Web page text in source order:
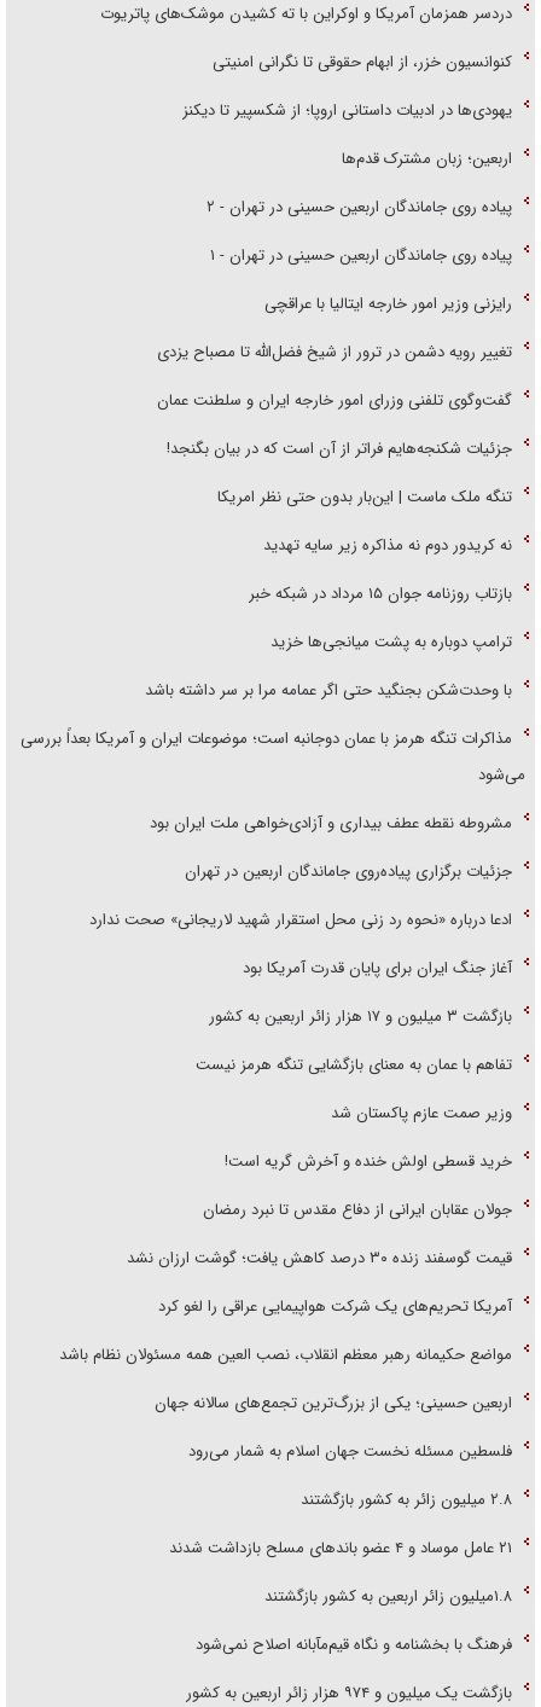
دردسر همزمان آمریکا و اوکراین با ته کشیدن موشک‌های پاتریوت
کنوانسیون خزر، از ابهام حقوقی تا نگرانی امنیتی
یهودی‌ها در ادبیات داستانی اروپا؛ از شکسپیر تا دیکنز
اربعین؛ زبان مشترک قدم‌ها
پیاده روی جاماندگان اربعین حسینی در تهران - ۲
پیاده روی جاماندگان اربعین حسینی در تهران - ۱
رایزنی وزیر امور خارجه ایتالیا با عراقچی
تغییر رویه دشمن در ترور از شیخ فضل‌الله تا مصباح یزدی
گفت‌وگوی تلفنی وزرای امور خارجه ایران و سلطنت عمان
جزئیات شکنجه‌هایم فراتر از آن است که در بیان بگنجد!
تنگه ملک ماست | این‌بار بدون حتی نظر امریکا
نه کریدور دوم نه مذاکره زیر سایه تهدید
بازتاب روزنامه جوان ۱۵ مرداد در شبکه خبر
ترامپ دوباره به پشت میانجی‌ها خزید
با وحدت‌شکن بجنگید حتی اگر عمامه مرا بر سر داشته باشد
مذاکرات تنگه هرمز با عمان دوجانبه است؛ موضوعات ایران و آمریکا بعداً بررسی
می‌شود
مشروطه نقطه عطف بیداری و آزادی‌خواهی ملت ایران بود
جزئیات برگزاری پیاده‌روی جاماندگان اربعین در تهران
ادعا درباره «نحوه رد زنی محل استقرار شهید لاریجانی» صحت ندارد
آغاز جنگ ایران برای پایان قدرت آمریکا بود
بازگشت ۳ میلیون و ۱۷ هزار زائر اربعین به کشور
تفاهم با عمان به معنای بازگشایی تنگه هرمز نیست
وزیر صمت عازم پاکستان شد
خرید قسطی اولش خنده و آخرش گریه است!
جولان عقابان ایرانی از دفاع مقدس تا نبرد رمضان
قیمت گوسفند زنده ۳۰ درصد کاهش یافت؛ گوشت ارزان نشد
آمریکا تحریم‌های یک شرکت هواپیمایی عراقی را لغو کرد
مواضع حکیمانه رهبر معظم انقلاب، نصب العین همه مسئولان نظام باشد
اربعین حسینی؛ یکی از بزرگ‌ترین تجمع‌های سالانه جهان
فلسطین مسئله نخست جهان اسلام به شمار می‌رود
۲.۸ میلیون زائر به کشور بازگشتند
۲۱ عامل موساد و ۴ عضو باند‌های مسلح بازداشت شدند
۱.۸میلیون زائر اربعین به کشور بازگشتند
فرهنگ با بخشنامه و نگاه قیم‌مآبانه اصلاح نمی‌شود
بازگشت یک میلیون و ۹۷۴ هزار زائر اربعین به کشور